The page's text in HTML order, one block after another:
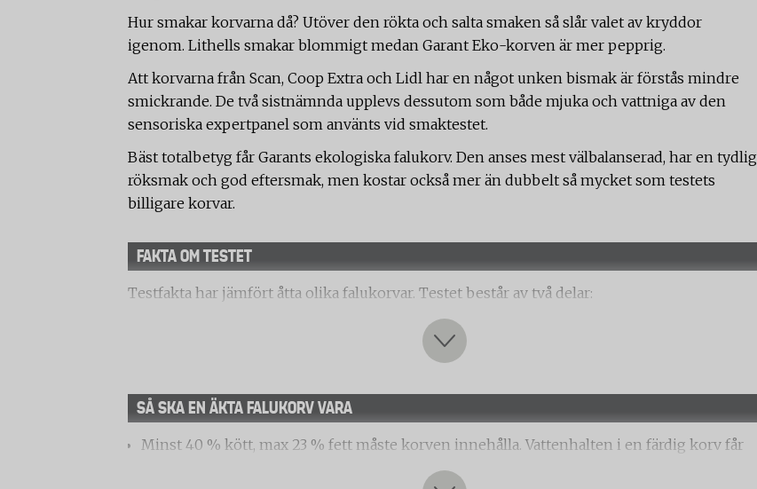
Hur smakar korvarna då? Utöver den rökta och salta smaken så slår valet av kryddor
igenom. Lithells smakar blommigt medan Garant Eko-korven är mer pepprig.
Att korvarna från Scan, Coop Extra och Lidl har en något unken bismak är förstås mindre
smickrande. De två sistnämnda upplevs dessutom som både mjuka och vattniga av den
sensoriska expertpanel som använts vid smaktestet.
Bäst totalbetyg får Garants ekologiska falukorv. Den anses mest välbalanserad, har en tydlig
röksmak och god eftersmak, men kostar också mer än dubbelt så mycket som testets
billigare korvar.
FAKTA OM TESTET
Testfakta har jämfört åtta olika falukorvar. Testet består av två delar:
Rise Biovetenskap och material (tidigare SP Food and Bioscience) har utfört en sensorisk
parametrar inom områdena smak, konsistens, utseende och lukt. Utseendet bedömdes
först. Konsistens, doft och smak bedömdes efter att korvarna stekts i skivor. Testfakta har
sedan betygsatt de olika delarna.
SÅ SKA EN ÄKTA FALUKORV VARA
Minst 40 % kött, max 23 % fett måste korven innehålla. Vattenhalten i en färdig korv får